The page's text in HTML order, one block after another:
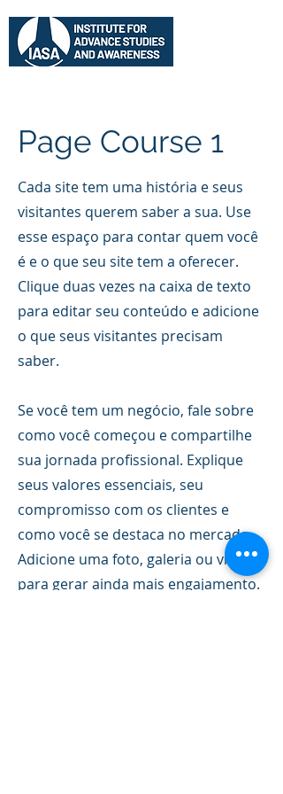
​Cada site tem uma história e seus
visitantes querem saber a sua. Use
esse espaço para contar quem você
é e o que seu site tem a oferecer.
Clique duas vezes na caixa de texto
para editar seu conteúdo e adicione
o que seus visitantes precisam
saber.
Se você tem um negócio, fale sobre
como você começou e compartilhe
sua jornada profissional. Explique
seus valores essenciais, seu
compromisso com os clientes e
como você se destaca no mercado.
Adicione uma foto, galeria ou vídeo
para gerar ainda mais engajamento.
Page Course 1